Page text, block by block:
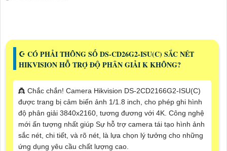
☪ CÓ PHẢI THÔNG SỐ DS-CD26G2-ISU(C) SẮC NÉT
HIKVISION HỖ TRỢ ĐỘ PHÂN GIẢI K KHÔNG?
👸 Chắc chắn! Camera Hikvision DS-2CD2166G2-ISU(C)
được trang bị cảm biến ảnh 1/1.8 inch, cho phép ghi hình
độ phân giải 3840x2160, tương đương với 4K. Công nghệ
mới ấn tượng nhất giúp Sự hỗ trợ camera tái tạo hình ảnh
sắc nét, chi tiết, và rõ nét, là lựa chọn lý tưởng cho những
ứng dụng yêu cầu chất lượng cao.